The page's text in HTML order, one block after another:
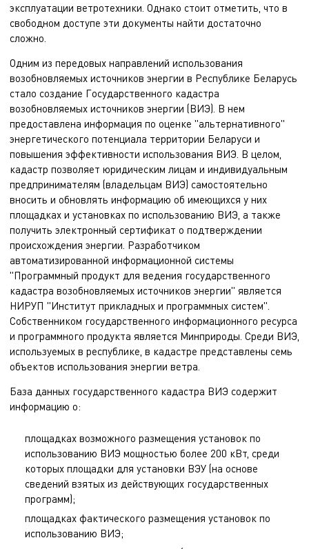
эксплуатации ветротехники. Однако стоит отметить, что в
свободном доступе эти документы найти достаточно
сложно.
Одним из передовых направлений использования
возобновляемых источников энергии в Республике Беларусь
стало создание Государственного кадастра
возобновляемых источников энергии (ВИЭ). В нем
предоставлена информация по оценке "альтернативного"
энергетического потенциала территории Беларуси и
повышения эффективности использования ВИЭ. В целом,
кадастр позволяет юридическим лицам и индивидуальным
предпринимателям (владельцам ВИЭ) самостоятельно
вносить и обновлять информацию об имеющихся у них
площадках и установках по использованию ВИЭ, а также
получить электронный сертификат о подтверждении
происхождения энергии. Разработчиком
автоматизированной информационной системы
"Программный продукт для ведения государственного
кадастра возобновляемых источников энергии" является
НИРУП "Институт прикладных и программных систем".
Собственником государственного информационного ресурса
и программного продукта является Минприроды. Среди ВИЭ,
используемых в республике, в кадастре представлены семь
объектов использования энергии ветра.
База данных государственного кадастра ВИЭ содержит
информацию о:
площадках возможного размещения установок по
использованию ВИЭ мощностью более 200 кВт, среди
которых площадки для установки ВЭУ (на основе
сведений взятых из действующих государственных
программ);
площадках фактического размещения установок по
использованию ВИЭ;